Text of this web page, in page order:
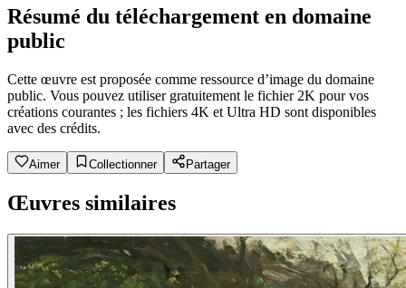
Résumé du téléchargement en domaine
public
Cette œuvre est proposée comme ressource d’image du domaine
public. Vous pouvez utiliser gratuitement le fichier 2K pour vos
créations courantes ; les fichiers 4K et Ultra HD sont disponibles
avec des crédits.
Aimer Collectionner Partager
Œuvres similaires